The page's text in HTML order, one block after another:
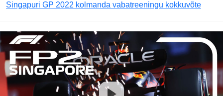
Singapuri GP 2022 kolmanda vabatreeningu kokkuvõte